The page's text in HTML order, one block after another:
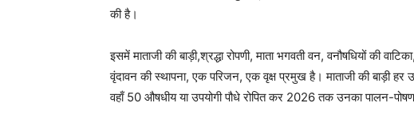
की है।
इसमें माताजी की बाड़ी,श्रद्धा रोपणी, माता भगवती वन, वनौषधियों की
वृंदावन की स्थापना, एक परिजन, एक वृक्ष प्रमुख है। माताजी की बाड़ी
वहाँ 50 औषधीय या उपयोगी पौधे रोपित कर 2026 तक उनका पालन-